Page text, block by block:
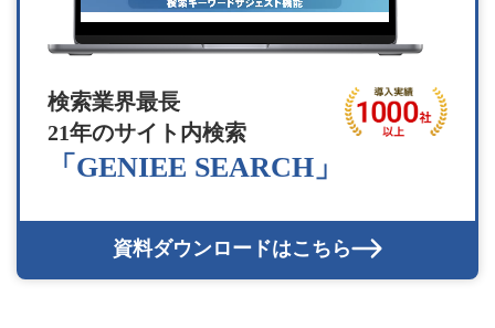
検索業界最長
21年のサイト内検索
「GENIEE SEARCH」
資料ダウンロードはこちら